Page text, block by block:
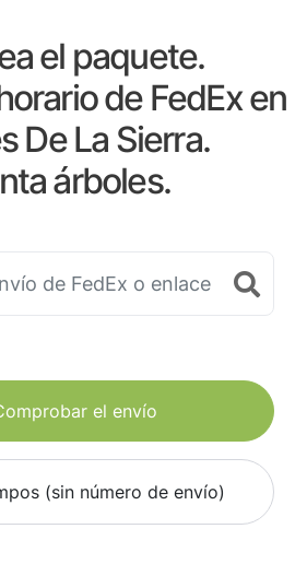
el paquete.
de FedEx en
De La Sierra.
árboles.
el envío
(sin número de envío)